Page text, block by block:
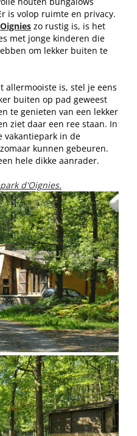
is volop ruimte en privacy.
zo rustig is, is het
met jonge kinderen die
om lekker buiten te
allermooiste is, stel je eens
buiten op pad geweest
te genieten van een lekker
ziet daar een ree staan. In
vakantiepark in de
kunnen gebeuren.
hele dikke aanrader.
d'Oignies.